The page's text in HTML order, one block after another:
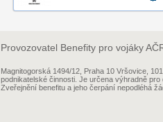
Provozovatel Benefity pro vojáky
Magnitogorská 1494/12, Praha 10 Vršovice,
podnikatelské činnosti. Je určena výhradně
Zveřejnění benefitu a jeho čerpání nepodléhá